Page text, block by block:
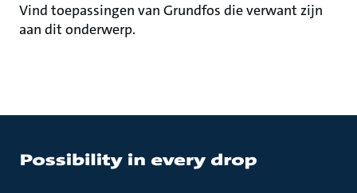
Vind toepassingen van Grundfos die verwant zijn
aan dit onderwerp.